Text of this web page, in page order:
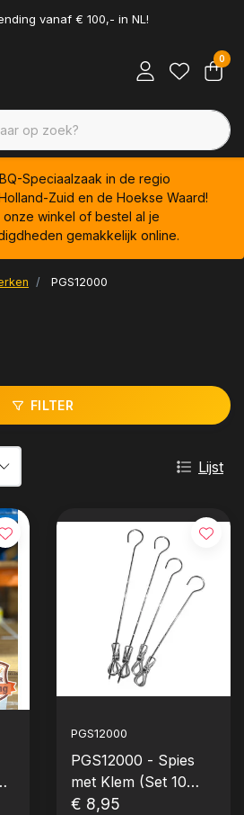
vanaf € 100,- in NL!
0
Speciaalzaak in de regio
Zuid en de Hoekse Waard!
onze winkel of bestel al je
gemakkelijk online.
PGS12000
FILTER
Lijst
PGS12000
PGS12000 - Spies
met Klem (Set 10
stuks)
€ 8,95